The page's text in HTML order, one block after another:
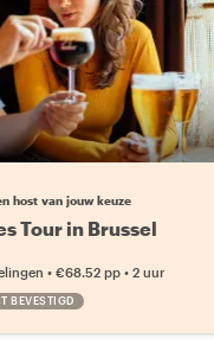
favoriete local
host van jouw keuze
Tour in Brussel
•€68.52 pp •2 uur
BEVESTIGD